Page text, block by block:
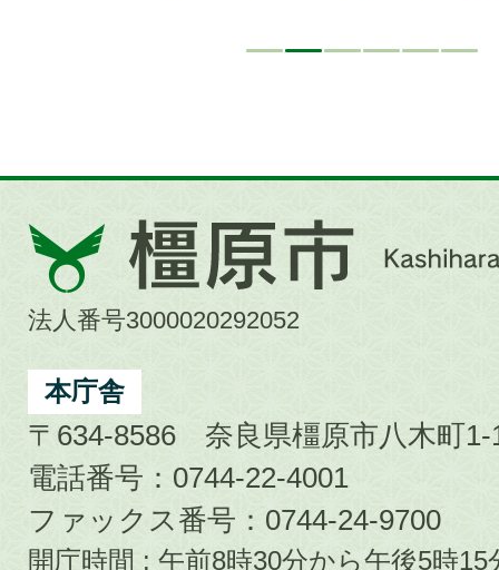
橿
原
市
City
法人番号3000020292052
本庁舎
〒634-8586 奈良県橿原市八木町1-
電話番号：0744-22-4001
ファックス番号：0744-24-9700
開庁時間 : 午前8時30分から午後5時